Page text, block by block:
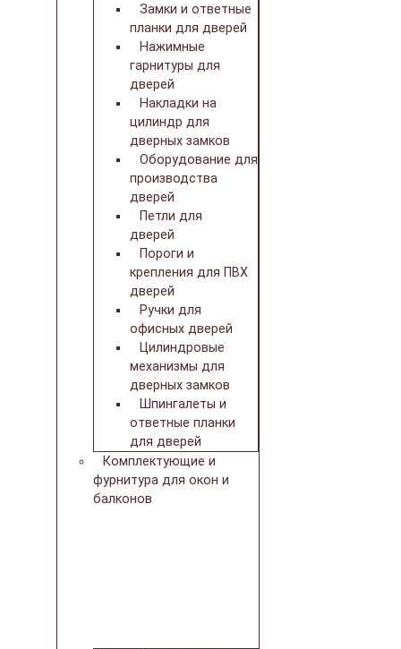
Замки и ответные
планки для дверей
Нажимные
гарнитуры для
дверей
Накладки на
цилиндр для
дверных замков
Оборудование для
производства
дверей
Петли для
дверей
Пороги и
крепления для ПВХ
дверей
Ручки для
офисных дверей
Цилиндровые
механизмы для
дверных замков
Шпингалеты и
ответные планки
для дверей
Комплектующие и
фурнитура для окон и
балконов